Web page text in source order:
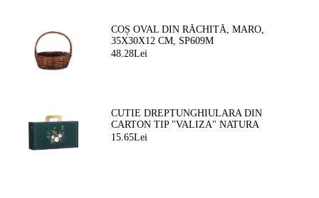
COȘ OVAL DIN RĂCHITĂ, MARO,
35X30X12 CM, SP609M
48.28Lei
CUTIE DREPTUNGHIULARA DIN
CARTON TIP "VALIZA" NATURA
FERMEATA VERDE/AURIE, 33,0 X 18,5
15.65Lei